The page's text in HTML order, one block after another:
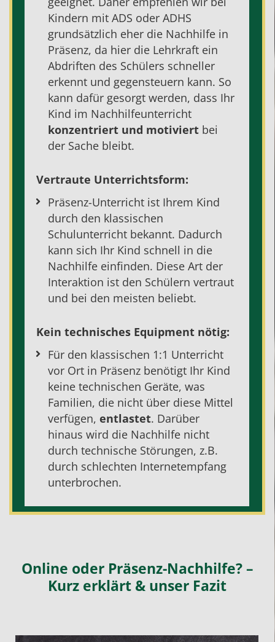
Kindern mit ADS oder ADHS
grundsätzlich eher die Nachhilfe in
Präsenz, da hier die Lehrkraft ein
Abdriften des Schülers schneller
erkennt und gegensteuern kann. So
kann dafür gesorgt werden, dass Ihr
Kind im Nachhilfeunterricht
konzentriert und motiviert bei
der Sache bleibt.
Vertraute Unterrichtsform:
Präsenz-Unterricht ist Ihrem Kind
durch den klassischen
Schulunterricht bekannt. Dadurch
kann sich Ihr Kind schnell in die
Nachhilfe einfinden. Diese Art der
Interaktion ist den Schülern vertraut
und bei den meisten beliebt.
Kein technisches Equipment nötig:
Für den klassischen 1:1 Unterricht
vor Ort in Präsenz benötigt Ihr Kind
keine technischen Geräte, was
Familien, die nicht über diese Mittel
verfügen,entlastet. Darüber
hinaus wird die Nachhilfe nicht
durch technische Störungen, z.B.
durch schlechten Internetempfang
unterbrochen.
Online oder Präsenz-Nachhilfe? –
Kurz erklärt & unser Fazit